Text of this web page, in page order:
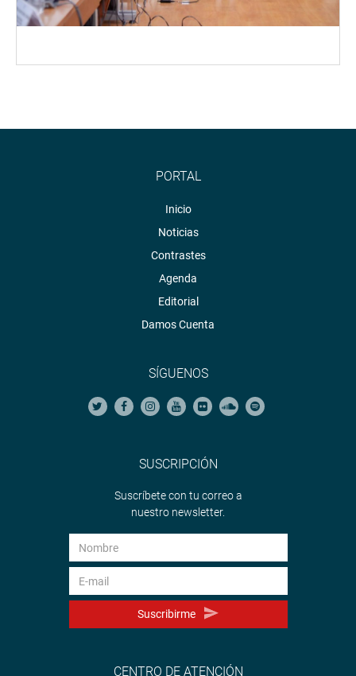
PORTAL
Inicio
Noticias
Contrastes
Agenda
Editorial
Damos Cuenta
SÍGUENOS
SUSCRIPCIÓN
Suscríbete con tu correo a
nuestro newsletter.
Suscribirme
CENTRO DE ATENCIÓN